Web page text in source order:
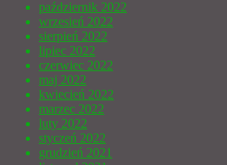
październik 2022
wrzesień 2022
sierpień 2022
lipiec 2022
czerwiec 2022
maj 2022
kwiecień 2022
marzec 2022
luty 2022
styczeń 2022
grudzień 2021